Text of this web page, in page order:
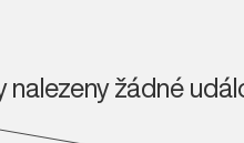
nalezeny žádné